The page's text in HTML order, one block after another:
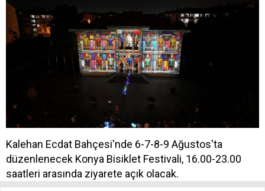
Kalehan Ecdat Bahçesi'nde 6-7-8-9 Ağustos'ta
düzenlenecek Konya Bisiklet Festivali, 16.00-23.00
saatleri arasında ziyarete açık olacak.